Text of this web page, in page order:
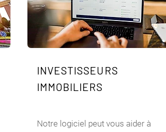
INVESTISSEURS
IMMOBILIERS
Notre logiciel peut vous aider à